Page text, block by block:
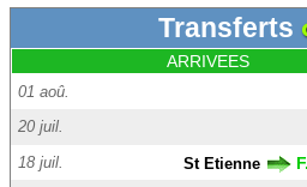
Transferts
ARRIVEES
01 aoû.
20 juil.
18 juil. St Etienne